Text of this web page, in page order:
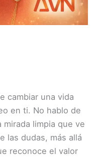
cambiar una vida
en ti. No hablo de
mirada limpia que ve
las dudas, más allá
reconoce el valor